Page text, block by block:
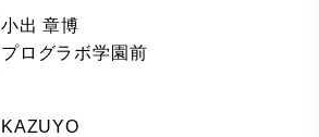
小出 章博
プログラボ学園前
KAZUYO